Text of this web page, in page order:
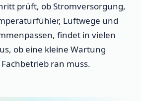
prüft, ob Stromversorgung,
Luftwege und
findet in vielen
ob eine kleine Wartung
ran muss.